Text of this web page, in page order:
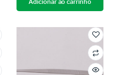
Adicionar ao carrinho